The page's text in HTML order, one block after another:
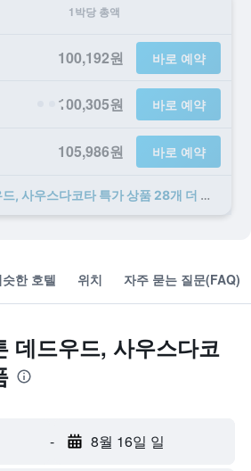
1박당 총액
100,192원 바로 예약
100,305원 바로 예약
105,986원 바로 예약
트루 바이 힐튼 데드우드, 사우스다코타 ​특가 ​상품 28개 ​더 ​보기
슷한 호텔 위치 자주 묻는 질문(FAQ)
데드우드, 사우스다코
- 8월 16일 일